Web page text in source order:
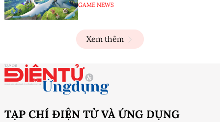
GAME NEWS
Xem thêm
TẠP CHÍ ĐIỆN TỬ VÀ ỨNG DỤNG